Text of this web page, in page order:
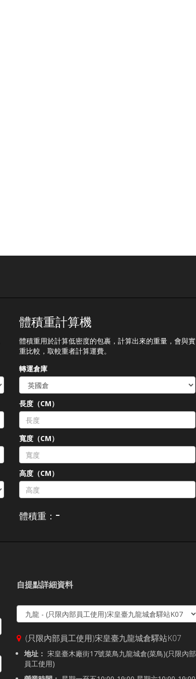
體積重計算機
體積重用於計算低密度的包裹，計算出來的重量，會與實
重比較，取較重者計算運費。
轉運倉庫
長度（CM）
寬度（CM）
高度（CM）
體積重： -
自提點詳細資料
(只限內部員工使用)宋皇臺九龍城倉驛站K07
地址： 宋皇臺木廠街17號菜鳥九龍城倉(菜鳥)(只限內部
員工使用)